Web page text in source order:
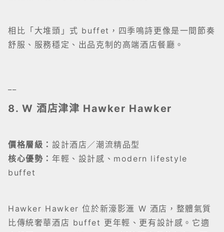
相比「大堆頭」式 buffet，四季鳴詩更像是一間節奏
舒服、服務穩定、出品克制的高端酒店餐廳。
8. W 酒店津津 Hawker Hawker
價格層級： 設計酒店／潮流精品型
核心優勢： 年輕、設計感、modern lifestyle
buffet
Hawker Hawker 位於新濠影滙 W 酒店，整體氣質
比傳統奢華酒店 buffet 更年輕、更有設計感。它適